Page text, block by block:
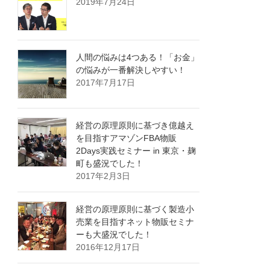
人間の悩みは4つある！「お金」
の悩みが一番解決しやすい！
2017年7月17日
経営の原理原則に基づき億越え
を目指すアマゾンFBA物販
2Days実践セミナー in 東京・麹
町も盛況でした！
2017年2月3日
経営の原理原則に基づく製造小
売業を目指すネット物販セミナ
ーも大盛況でした！
2016年12月17日